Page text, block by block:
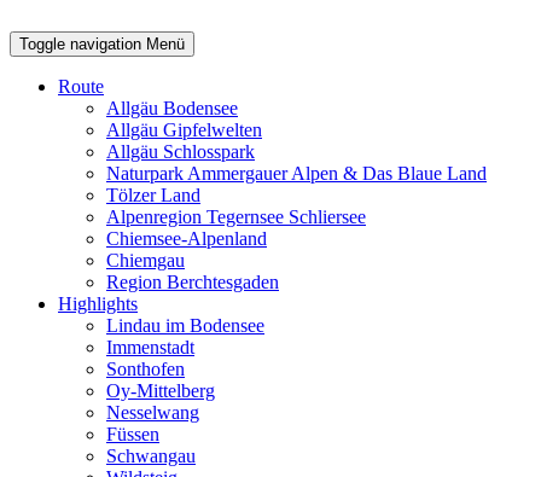
Toggle navigation Menü
Route
Allgäu Bodensee
Allgäu Gipfelwelten
Allgäu Schlosspark
Naturpark Ammergauer Alpen & Das Blaue Land
Tölzer Land
Alpenregion Tegernsee Schliersee
Chiemsee-Alpenland
Chiemgau
Region Berchtesgaden
Highlights
Lindau im Bodensee
Immenstadt
Sonthofen
Oy-Mittelberg
Nesselwang
Füssen
Schwangau